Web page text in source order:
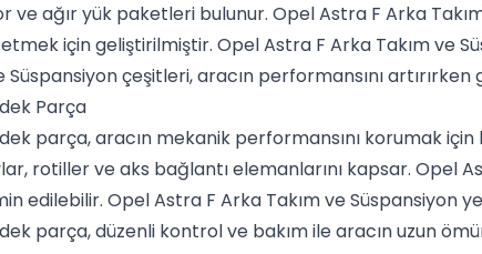
ağır yük paketleri bulunur. Opel Astra F Arka
için geliştirilmiştir. Opel Astra F Arka Takım ve
Süspansiyon çeşitleri, aracın performansını
Parça
parça, aracın mekanik performansını korumak
rotiller ve aks bağlantı elemanlarını kapsar. Opel
edilebilir. Opel Astra F Arka Takım ve Süspansiyon
parça, düzenli kontrol ve bakım ile aracın uzun